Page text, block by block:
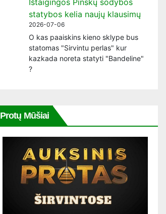
statybos kelia naujų klausimų
2026-07-06
O kas paaiskins kieno sklype bus
statomas "Sirvintu perlas" kur
kazkada noreta statyti "Bandeline"
?
Protų Mūšiai